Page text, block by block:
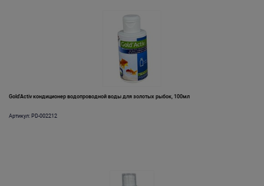
Gold'Activ кондиционер водопроводной воды для золотых рыбок, 100мл
Артикул: PD-002212